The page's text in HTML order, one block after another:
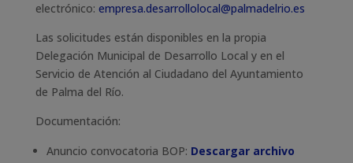
electrónico: empresa.desarrollolocal@palmadelrio.es
Las solicitudes están disponibles en la propia
Delegación Municipal de Desarrollo Local y en el
Servicio de Atención al Ciudadano del Ayuntamiento
de Palma del Río.
Documentación:
Anuncio convocatoria BOP: Descargar archivo